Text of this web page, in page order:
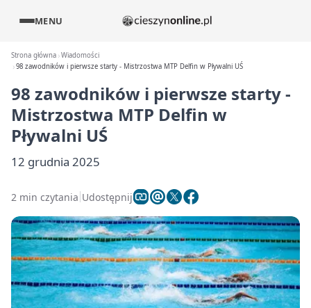
MENU
Strona główna Wiadomości
98 zawodników i pierwsze starty - Mistrzostwa MTP Delfin w Pływalni UŚ
98 zawodników i pierwsze starty -
Mistrzostwa MTP Delfin w
Pływalni UŚ
12 grudnia 2025
2 min czytania Udostępnij